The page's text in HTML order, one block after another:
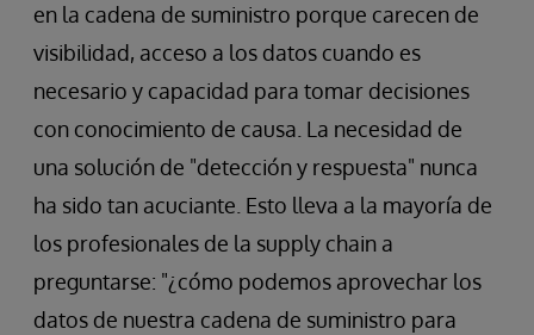
en la cadena de suministro porque carecen de
visibilidad, acceso a los datos cuando es
necesario y capacidad para tomar decisiones
con conocimiento de causa. La necesidad de
una solución de "detección y respuesta" nunca
ha sido tan acuciante. Esto lleva a la mayoría de
los profesionales de la supply chain a
preguntarse: "¿cómo podemos aprovechar los
datos de nuestra cadena de suministro para